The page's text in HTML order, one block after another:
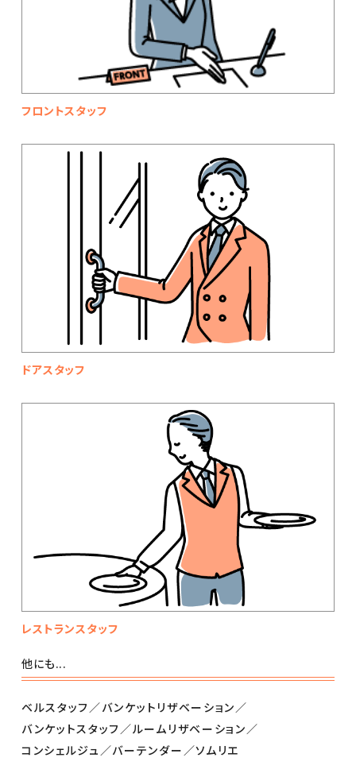
フロントスタッフ
ドアスタッフ
レストランスタッフ
他にも...
ベルスタッフ
バンケットリザベーション
バンケットスタッフ
ルームリザベーション
コンシェルジュ
バーテンダー ソムリエ